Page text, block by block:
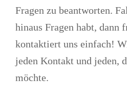
Fragen zu beantworten.
hinaus Fragen habt, dann
kontaktiert uns einfach!
jeden Kontakt und jeden,
möchte.